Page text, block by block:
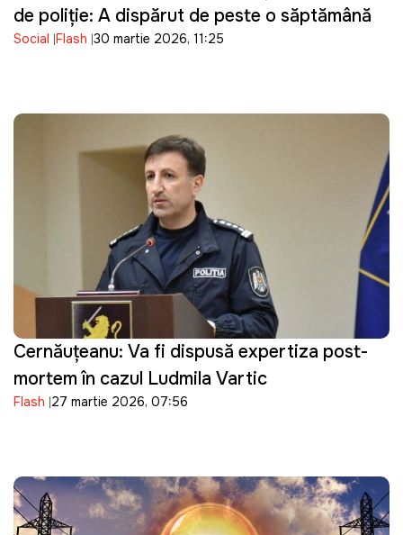
de poliție: A dispărut de peste o săptămână
Social Flash 30 martie 2026, 11:25
Cernăuțeanu: Va fi dispusă expertiza post-
mortem în cazul Ludmila Vartic
Flash 27 martie 2026, 07:56